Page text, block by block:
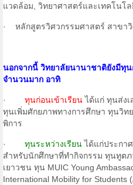
แวดล้อม, วิทยาศาสตร์และเทคโนโ
· หลักสูตรวิศวกรรมศาสตร์ สาขาวิ
นอกจากนี้ วิทยาลัยนานาชาติยังมีทุ
จำนวนมาก อาทิ
· ทุนก่อนเข้าเรียนได้แก่ ทุนส่ง
ทุนเพิ่มศักยภาพทางการศึกษา ทุนวิ
พิการ
· ทุนระหว่างเรียนได้แก่ประกา
สำหรับนักศึกษาที่ทำกิจกรรม ทุนทูต
เยาวชน ทุน MUIC Young
International Mobility for